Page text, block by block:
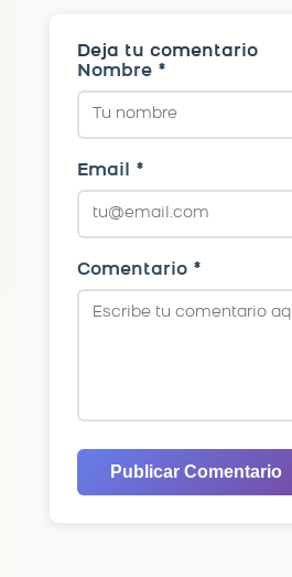
Deja tu comentario
Nombre *
Email *
Comentario *
Publicar Comentario